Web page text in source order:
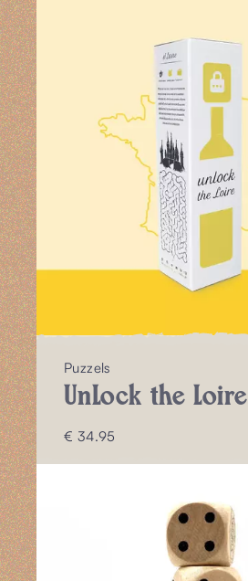
Puzzels
UnLock the Loire
€ 34.95